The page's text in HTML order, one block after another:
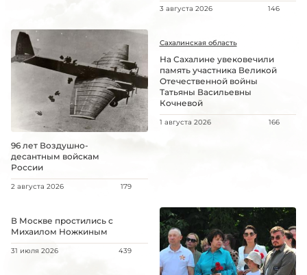
3 августа 2026 146
96 лет Воздушно-
десантным войскам
России
2 августа 2026 179
Сахалинская область
На Сахалине увековечили
память участника Великой
Отечественной войны
Татьяны Васильевны
Кочневой
1 августа 2026 166
В Москве простились с
Михаилом Ножкиным
31 июля 2026 439